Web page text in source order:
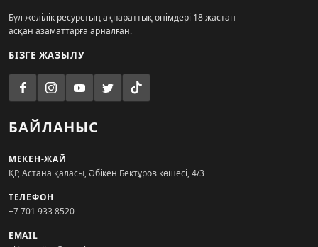
Бұл желілік ресурстың ақпараттық өнімдері 18 жастан
асқан азаматтарға арналған.
БІЗГЕ ЖАЗЫЛУ
БАЙЛАНЫС
МЕКЕН-ЖАЙ
ҚР, Астана қаласы, Әбікен Бектұров көшесі, 4/3
ТЕЛЕФОН
+7 701 933 8520
EMAIL